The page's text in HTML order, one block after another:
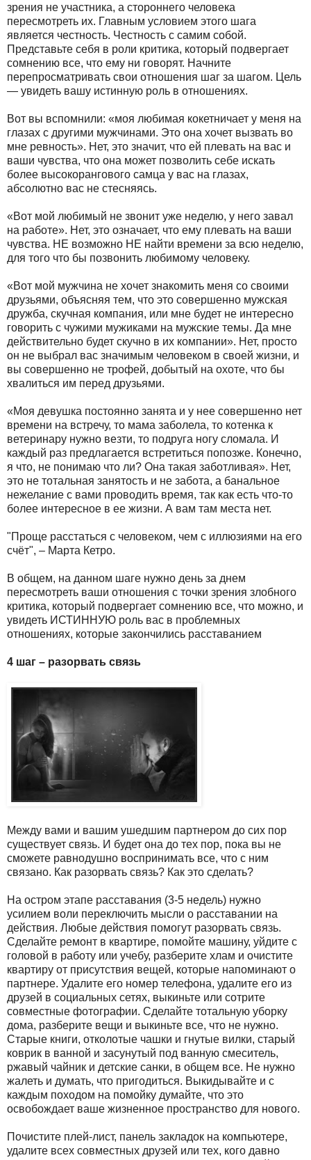
зрения не участника, а стороннего человека
пересмотреть их. Главным условием этого шага
является честность. Честность с самим собой.
Представьте себя в роли критика, который подвергает
сомнению все, что ему ни говорят. Начните
перепросматривать свои отношения шаг за шагом. Цель
— увидеть вашу истинную роль в отношениях.
Вот вы вспомнили: «моя любимая кокетничает у меня на
глазах с другими мужчинами. Это она хочет вызвать во
мне ревность». Нет, это значит, что ей плевать на вас и
ваши чувства, что она может позволить себе искать
более высокорангового самца у вас на глазах,
абсолютно вас не стесняясь.
«Вот мой любимый не звонит уже неделю, у него завал
на работе». Нет, это означает, что ему плевать на ваши
чувства. НЕ возможно НЕ найти времени за всю неделю,
для того что бы позвонить любимому человеку.
«Вот мой мужчина не хочет знакомить меня со своими
друзьями, объясняя тем, что это совершенно мужская
дружба, скучная компания, или мне будет не интересно
говорить с чужими мужиками на мужские темы. Да мне
действительно будет скучно в их компании». Нет, просто
он не выбрал вас значимым человеком в своей жизни, и
вы совершенно не трофей, добытый на охоте, что бы
хвалиться им перед друзьями.
«Моя девушка постоянно занята и у нее совершенно нет
времени на встречу, то мама заболела, то котенка к
ветеринару нужно везти, то подруга ногу сломала. И
каждый раз предлагается встретиться попозже. Конечно,
я что, не понимаю что ли? Она такая заботливая». Нет,
это не тотальная занятость и не забота, а банальное
нежелание с вами проводить время, так как есть что-то
более интересное в ее жизни. А вам там места нет.
"Проще расстаться с человеком, чем с иллюзиями на его
счёт", – Марта Кетро.
В общем, на данном шаге нужно день за днем
пересмотреть ваши отношения с точки зрения злобного
критика, который подвергает сомнению все, что можно, и
увидеть ИСТИННУЮ роль вас в проблемных
отношениях, которые закончились расставанием
4 шаг – разорвать связь
Между вами и вашим ушедшим партнером до сих пор
существует связь. И будет она до тех пор, пока вы не
сможете равнодушно воспринимать все, что с ним
связано. Как разорвать связь? Как это сделать?
На остром этапе расставания (3-5 недель) нужно
усилием воли переключить мысли о расставании на
действия. Любые действия помогут разорвать связь.
Сделайте ремонт в квартире, помойте машину, уйдите с
головой в работу или учебу, разберите хлам и очистите
квартиру от присутствия вещей, которые напоминают о
партнере. Удалите его номер телефона, удалите его из
друзей в социальных сетях, выкиньте или сотрите
совместные фотографии. Сделайте тотальную уборку
дома, разберите вещи и выкиньте все, что не нужно.
Старые книги, отколотые чашки и гнутые вилки, старый
коврик в ванной и засунутый под ванную смеситель,
ржавый чайник и детские санки, в общем все. Не нужно
жалеть и думать, что пригодиться. Выкидывайте и с
каждым походом на помойку думайте, что это
освобождает ваше жизненное пространство для нового.
Почистите плей-лист, панель закладок на компьютере,
удалите всех совместных друзей или тех, кого давно